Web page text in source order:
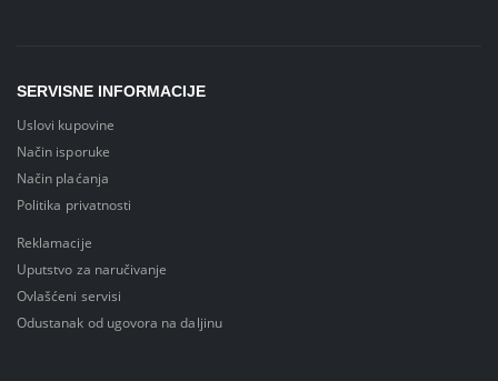
SERVISNE INFORMACIJE
Uslovi kupovine
Način isporuke
Način plaćanja
Politika privatnosti
Reklamacije
Uputstvo za naručivanje
Ovlašćeni servisi
Odustanak od ugovora na daljinu